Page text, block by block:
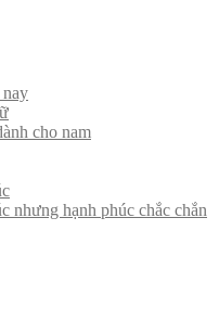
cho nam
nhưng hạnh phúc chắc chắn